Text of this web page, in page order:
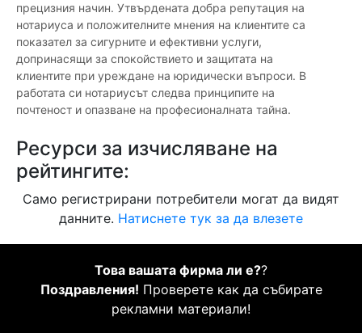
прецизния начин. Утвърдената добра репутация на
нотариуса и положителните мнения на клиентите са
показател за сигурните и ефективни услуги,
допринасящи за спокойствието и защитата на
клиентите при уреждане на юридически въпроси. В
работата си нотариусът следва принципите на
почтеност и опазване на професионалната тайна.
Ресурси за изчисляване на
рейтингите:
Само регистрирани потребители могат да видят
данните. Натиснете тук за да влезете
Това вашата фирма ли е??
Поздравления! Проверете как да събирате
рекламни материали!